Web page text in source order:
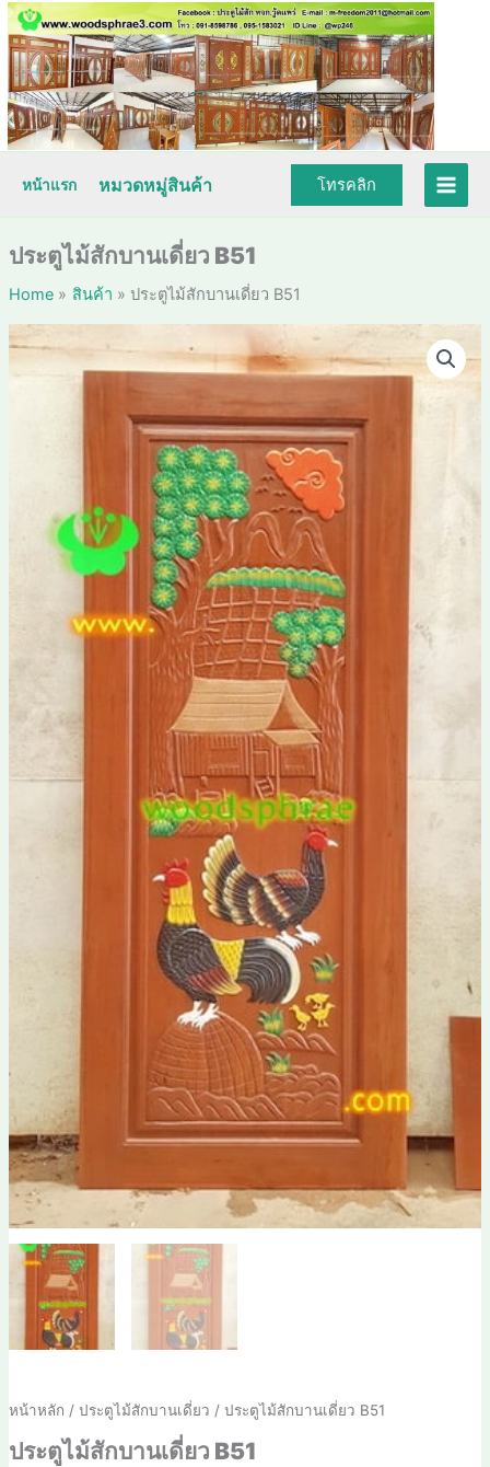
Skip
to
content
หน้าแรก หมวดหมู่สินค้า โทรคลิก
ประตูไม้สักบานเดี่ยว B51
Home สินค้า ประตูไม้สักบานเดี่ยว B51
หน้าหลัก / ประตูไม้สักบานเดี่ยว / ประตูไม้สักบานเดี่ยว B51
ประตูไม้สักบานเดี่ยว B51